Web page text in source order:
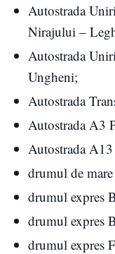
Autostrada
Nirajului –
Autostrada
Ungheni;
Autostrada
Autostrada A3
Autostrada
drumul de
drumul expres
drumul expres
drumul expres